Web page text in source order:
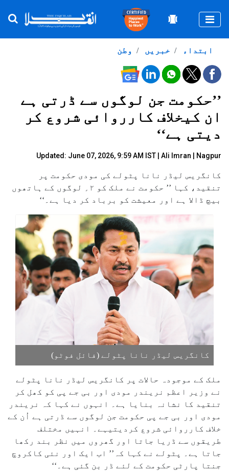
وطن خبریں ابتداء
’’حکومت جن لوگوں سے ڈرتی ہے
ان کیخلاف کارروائی شروع کر
دیتی ہے‘‘
Updated: June 07, 2026, 9:59 AM IST | Ali Imran | Nagpur
کانگریس لیڈر نانا پٹولے کی مودی حکومت پر
تنقید، کہا ’’ حکومت نے ملک کو ۲؍ لوگوں کے ہاتھوں
بیچ ڈالا ہے اور معیشت کو برباد کر دیا ہے۔‘‘
کانگریس لیڈر نانا پٹولے (فائل فوٹو)
ملک کے موجودہ حالات پر کانگریس لیڈر نانا پٹولے
نے وزیر اعظم نریندر مودی اور بی جے پی کو کھل کر
تنقید کا نشانہ بنایا ہے۔ انہوں نے کہا کہ نریندر
مودی اور بی جے پی حکومت جن لوگوں سے ڈرتی ہے اُن کے
خلاف کارروائی شروع کردیتیہے۔ انہیں مختلف
طریقوں سے ڈریا جاتا اور گھروں میں نظر بند رکھا
جاتا ہے۔ پٹولے نے کہا کہ’’ اب ایک اور نئی کاکروچ
جنتا پارٹی حکومت کے لئے ڈر بن گئی ہے۔‘‘